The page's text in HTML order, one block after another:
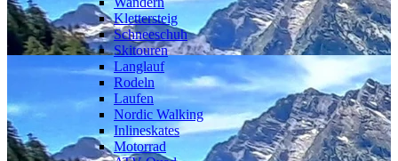
Klettersteig
Schneeschuh
Skitouren
Langlauf
Rodeln
Laufen
Nordic Walking
Inlineskates
Motorrad